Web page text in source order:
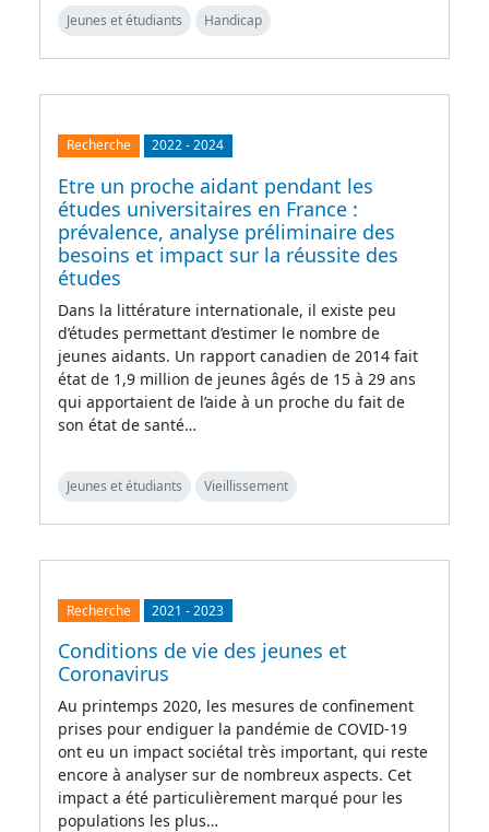
Jeunes et étudiants Handicap
Recherche 2022-2024
Etre un proche aidant pendant les
études universitaires en France :
prévalence, analyse préliminaire des
besoins et impact sur la réussite des
études
Dans la littérature internationale, il existe peu
d’études permettant d’estimer le nombre de
jeunes aidants. Un rapport canadien de 2014 fait
état de 1,9 million de jeunes âgés de 15 à 29 ans
qui apportaient de l’aide à un proche du fait de
son état de santé…
Jeunes et étudiants Vieillissement
Recherche 2021 -2023
Conditions de vie des jeunes et
Coronavirus
Au printemps 2020, les mesures de confinement
prises pour endiguer la pandémie de COVID-19
ont eu un impact sociétal très important, qui reste
encore à analyser sur de nombreux aspects. Cet
impact a été particulièrement marqué pour les
populations les plus…